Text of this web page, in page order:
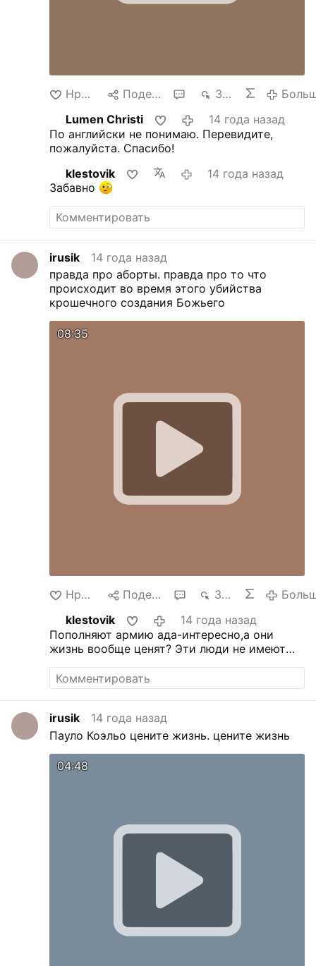
Нравится Поделиться 3 тыс.
Lumen Christi
14 года назад
По английски не понимаю. Перевидите,
пожалуйста. Спасибо!
klestovik
14 года назад
Забавно
irusik
14 года назад
правда про аборты. правда про то что
происходит во время этого убийства
крошечного создания Божьего
08:35
Нравится Поделиться 3 тыс.
klestovik
14 года назад
Пополняют армию ада-интересно,а они
жизнь вообще ценят? Эти люди не имеют
irusik
14 года назад
Пауло Коэльо цените жизнь. цените жизнь
04:48